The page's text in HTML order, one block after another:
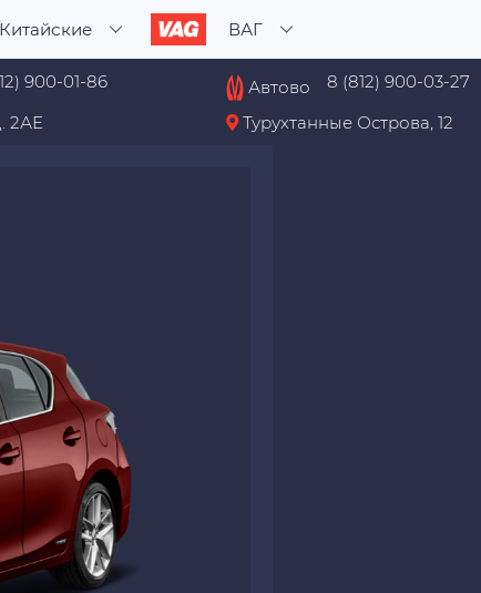
Китайские ВАГ
900-01-86
2АЕ
Автово
8 (812) 900-03-27
Турухтанные Острова, 12